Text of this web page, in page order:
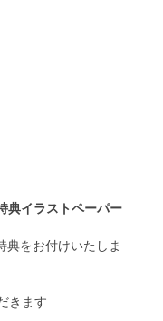
典イラストペーパー
をお付けいたしま
きます